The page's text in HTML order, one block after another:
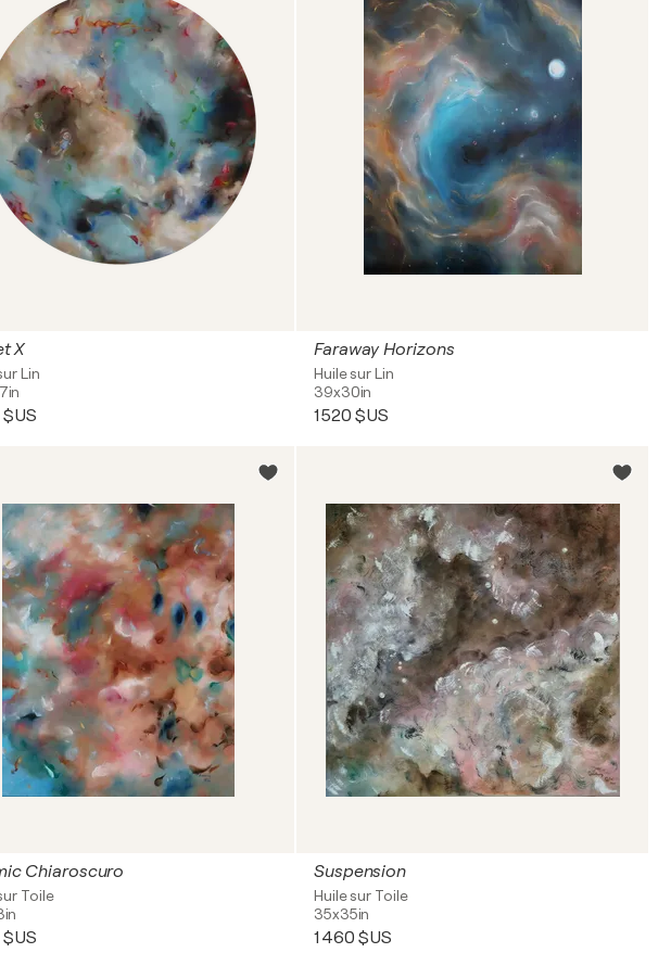
X
Lin
$US
Faraway Horizons
Huile sur Lin
39x30in
1 520 $US
Chiaroscuro
Toile
$US
Suspension
Huile sur Toile
35x35in
1 460 $US